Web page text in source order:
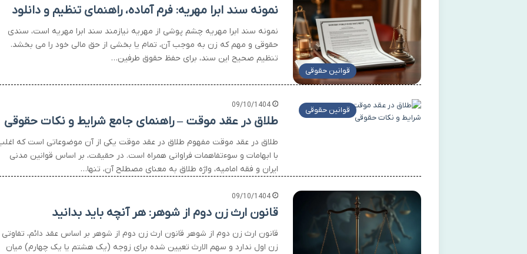
قوانین حقوقی
نمونه سند ابرا مهریه: فرم آماده، راهنمای تنظیم و دانلود
نمونه سند ابرا مهریه چشم پوشی از مهریه نیازمند سند ابرا مهریه است، سندی
حقوقی و مهم که زن به موجب آن، تمام یا بخشی از حق مالی خود را می بخشد.
تنظیم صحیح این سند، برای حفظ حقوق طرفین…
قوانین حقوقی 09/10/1404
طلاق در عقد موقت – راهنمای جامع شرایط و نکات حقوقی
طلاق در عقد موقت مفهوم طلاق در عقد موقت یکی از آن موضوعاتی است که
با ابهامات و سوءتفاهمات فراوانی همراه است. در حقیقت، بر اساس قوانین مدنی
ایران و فقه امامیه، واژه طلاق به معنای مصطلح آن، تنها…
09/10/1404
قانون ارث زن دوم از شوهر: هر آنچه باید بدانید
قانون ارث زن دوم از شوهر قانون ارث زن دوم از شوهر بر اساس عقد دائم، تفاوتی
زن اول ندارد و سهم الارث تعیین شده برای زوجه (یک هشتم یا یک چهارم) میان